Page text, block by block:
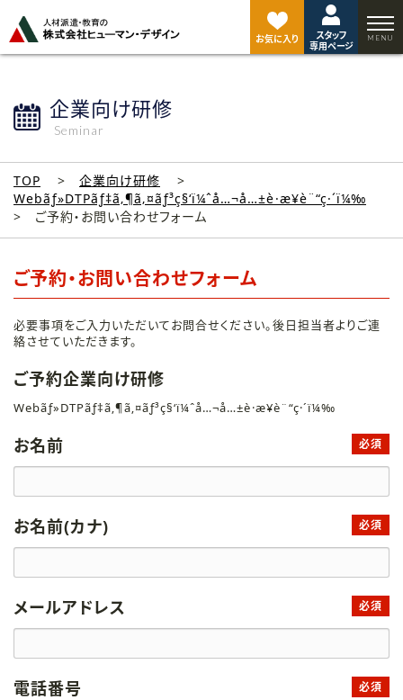
お気に入り
スタッフ
専用ページ
企業向け研修
Seminar
TOP
企業向け研修
Webãƒ»DTPãƒ‡ã‚¶ã‚¤ãƒ³ç§‘ï¼ˆå…¬å…±è·æ¥­è¨“ç·´ï¼‰
ご予約・お問い合わせフォーム
ご予約・お問い合わせフォーム
必要事項をご入力いただいてお問合せください。後日担当者よりご連
絡させていただきます。
ご予約企業向け研修
Webãƒ»DTPãƒ‡ã‚¶ã‚¤ãƒ³ç§‘ï¼ˆå…¬å…±è·æ¥­è¨“ç·´ï¼‰
お名前 必須
お名前(カナ) 必須
メールアドレス 必須
電話番号 必須
ジ
ト